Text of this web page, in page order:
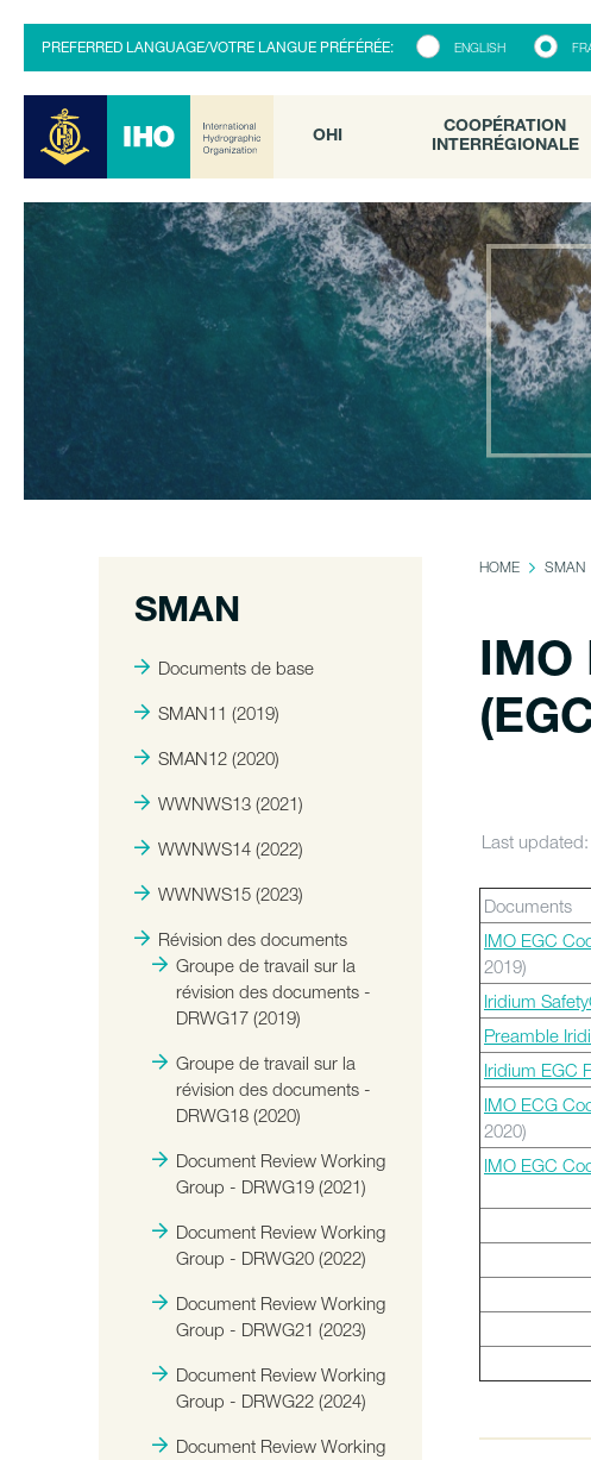
PREFERRED LANGUAGE/VOTRE LANGUE PRÉFÉRÉE: ENGLISH
OHI
COOPÉRATION
INTERRÉGIONALE
OHI
COOPÉRATION
INTERRÉGIONALE
SMAN
Documents de base
SMAN11 (2019)
SMAN12 (2020)
WWNWS13 (2021)
WWNWS14 (2022)
WWNWS15 (2023)
Révision des documents
Groupe de travail sur la
révision des documents -
DRWG17 (2019)
Groupe de travail sur la
révision des documents -
DRWG18 (2020)
Document Review Working
Group - DRWG19 (2021)
Document Review Working
Group - DRWG20 (2022)
Document Review Working
Group - DRWG21 (2023)
Document Review Working
Group - DRWG22 (2024)
Document Review Working
HOME SMAN
IMO
Last updated:
IMO EGC
2019)
Iridium
Preamble
Iridium EGC
IMO ECG
2020)
IMO EGC